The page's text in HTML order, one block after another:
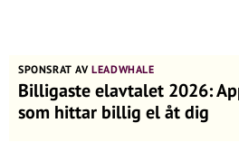
SPONSRAT AVLEADWHALE
Billigaste elavtalet 2026:
som hittar billig el åt dig